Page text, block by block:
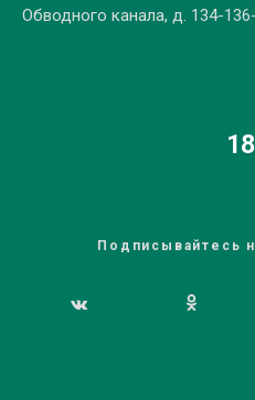
Обводного канала, д. 134-
Подписывайтесь